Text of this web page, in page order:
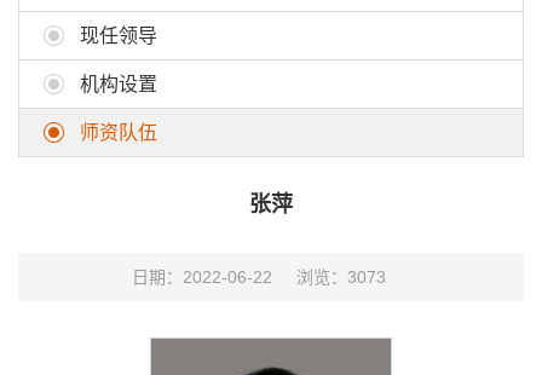
现任领导
机构设置
师资队伍
张萍
日期：2022-06-22 浏览： 3073